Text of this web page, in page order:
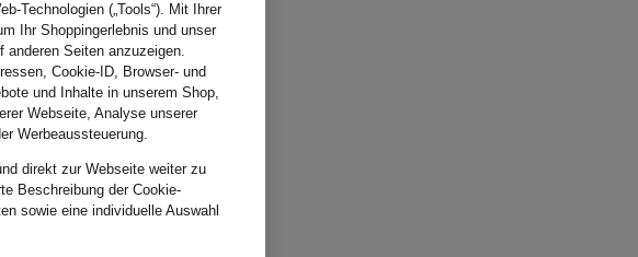
Technologien („Tools“). Mit Ihrer
Ihr Shoppingerlebnis und unser
anderen Seiten anzuzeigen.
Cookie-ID, Browser- und
und Inhalte in unserem Shop,
Webseite, Analyse unserer
Werbeaussteuerung.
direkt zur Webseite weiter zu
Beschreibung der Cookie-
sowie eine individuelle Auswahl